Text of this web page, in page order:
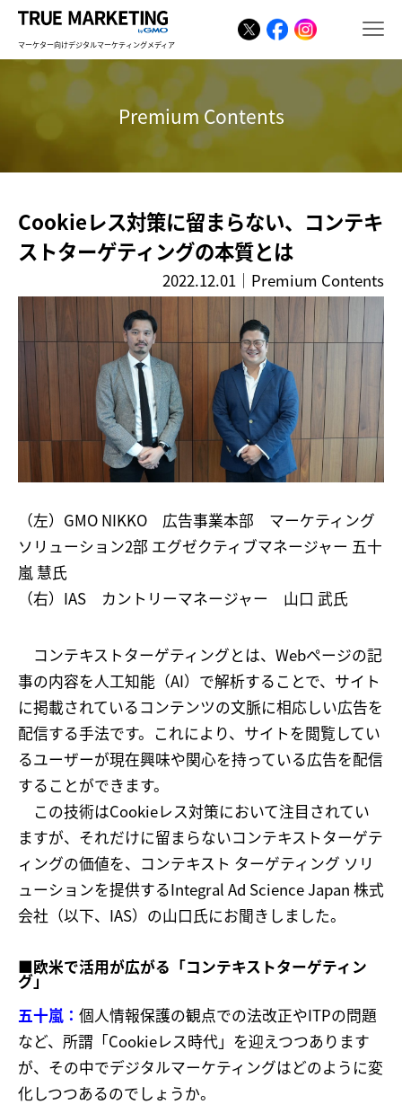
マーケター向けデジタルマーケティングメディア
Premium Contents
Cookieレス対策に留まらない、コンテキ
ストターゲティングの本質とは
2022.12.01 ｜ Premium Contents
（左）GMO NIKKO 広告事業本部 マーケティング
ソリューション2部 エグゼクティブマネージャー 五十
嵐 慧氏
（右）IAS カントリーマネージャー 山口 武氏
コンテキストターゲティングとは、Webページの記
事の内容を人工知能（AI）で解析することで、サイト
に掲載されているコンテンツの文脈に相応しい広告を
配信する手法です。これにより、サイトを閲覧してい
るユーザーが現在興味や関心を持っている広告を配信
することができます。
この技術はCookieレス対策において注目されてい
ますが、それだけに留まらないコンテキストターゲテ
ィングの価値を、コンテキスト ターゲティング ソリ
ューションを提供するIntegral Ad Science Japan 株式
会社（以下、IAS）の山口氏にお聞きしました。
■欧米で活用が広がる「コンテキストターゲティン
グ」
五十嵐： 個人情報保護の観点での法改正やITPの問題
など、所謂「Cookieレス時代」を迎えつつあります
が、その中でデジタルマーケティングはどのように変
化しつつあるのでしょうか。